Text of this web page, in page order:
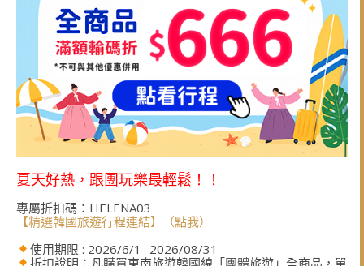
夏天好熱，跟團玩樂最輕鬆！！
專屬折扣碼：HELENA03
【精選韓國旅遊行程連結】（點我）
使用期限 : 2026/6/1- 2026/08/31
折扣說明：凡購買東南旅遊韓國線「團體旅遊」全商品，單